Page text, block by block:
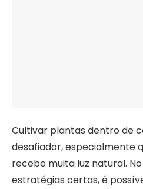
Cultivar plantas dentro de
desafiador, especialmente
recebe muita luz natural.
estratégias certas, é